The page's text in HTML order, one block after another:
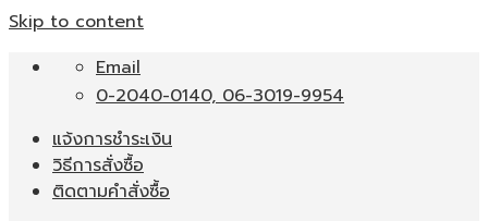
Skip to content
Email
0-2040-0140, 06-3019-9954
แจ้งการชำระเงิน
วิธีการสั่งซื้อ
ติดตามคำสั่งซื้อ